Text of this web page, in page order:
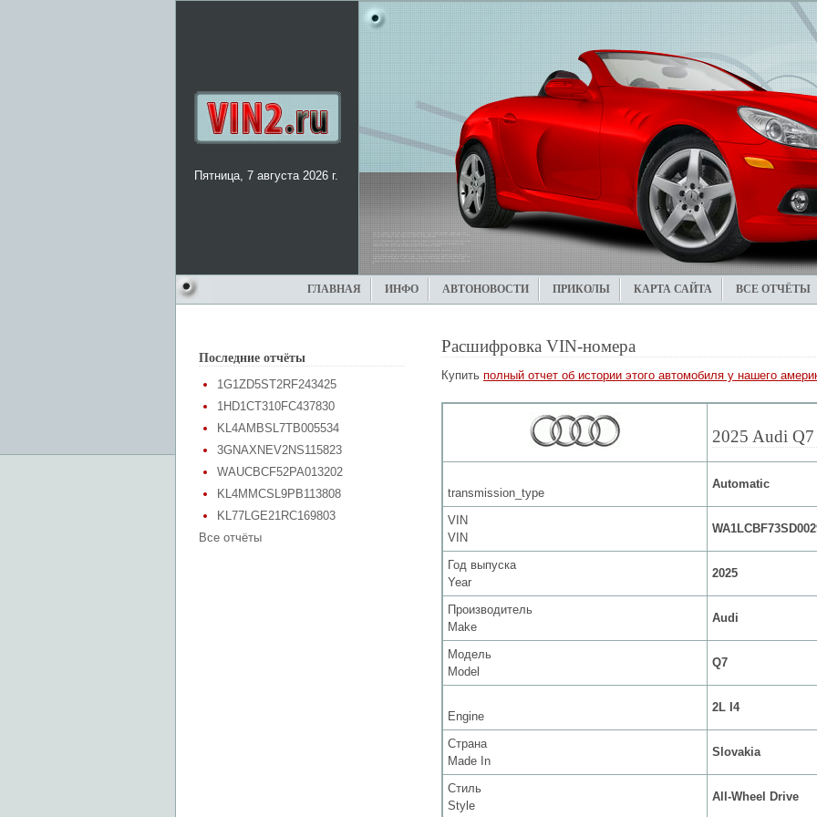
Пятница, 7 августа 2026 г.
ГЛАВНАЯ ИНФО АВТОНОВОСТИ ПРИКОЛЫ КАРТА САЙТА ВСЕ ОТЧЁТЫ
Последние отчёты
1G1ZD5ST2RF243425
1HD1CT310FC437830
KL4AMBSL7TB005534
3GNAXNEV2NS115823
WAUCBCF52PA013202
KL4MMCSL9PB113808
KL77LGE21RC169803
Все отчёты
Расшифровка VIN-номера
Купить полный отчет об истории этого автомобиля у нашего
2025 Audi Q7
transmission_type
Automatic
VIN
VIN
Год выпуска
Year
2025
Производитель
Make
Audi
Модель
Model
Q7
Engine
2L I4
Страна
Made In
Slovakia
Стиль
Style
All-Wheel Drive